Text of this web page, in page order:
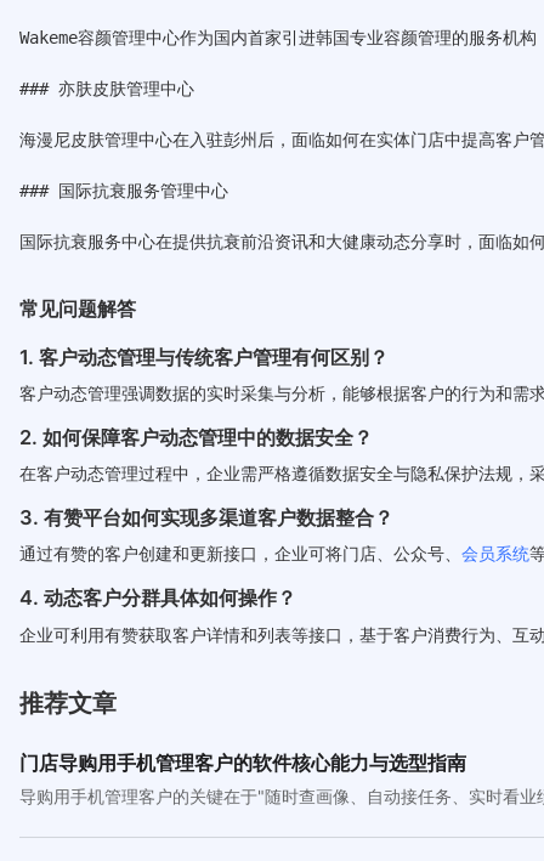
Wakeme容颜管理中心作为国内首家引进韩国专业容颜管理的服务
### 亦肤皮肤管理中心
海漫尼皮肤管理中心在入驻彭州后，面临如何在实体门店中提高客
### 国际抗衰服务管理中心
常见问题解答
1. 客户动态管理与传统客户管理有何区别？
客户动态管理强调数据的实时采集与分析，能够根据客户的行为和
2. 如何保障客户动态管理中的数据安全？
在客户动态管理过程中，企业需严格遵循数据安全与隐私保护法规
3. 有赞平台如何实现多渠道客户数据整合？
通过有赞的客户创建和更新接口，企业可将门店、公众号、 会员系统
4. 动态客户分群具体如何操作？
企业可利用有赞获取客户详情和列表等接口，基于客户消费行为、互
推荐文章
门店导购用手机管理客户的软件核心能力与选型指南
导购用手机管理客户的关键在于"随时查画像、自动接任务、实时看